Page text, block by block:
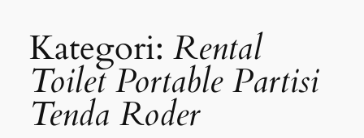
Kategori: Rental
Toilet Portable Partisi
Tenda Roder